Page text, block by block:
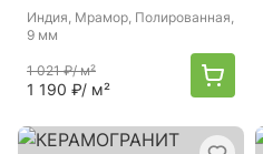
Индия, Мрамор, Полированная,
9 мм
1 021 ₽/ м²
1 190 ₽/ м²